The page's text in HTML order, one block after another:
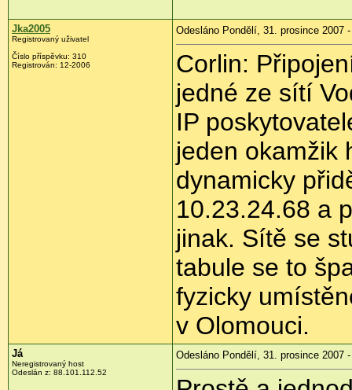
Jka2005
Registrovaný uživatel
Číslo příspěvku: 310
Registrován: 12-2006
Odesláno Pondělí, 31. prosince 2007
Corlin:
jedné ze sítí
IP
jeden okamžik
dynamicky
10.23.24.68 a
jinak. Sítě se
tabule se to
fyzicky
v Olomouci.
Já
Neregistrovaný host
Odeslán z: 88.101.112.52
Odesláno Pondělí, 31. prosince 2007